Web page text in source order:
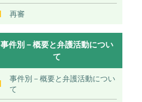
再審
事件別－概要と弁護活動につい
て
事件別－概要と弁護活動につい
て